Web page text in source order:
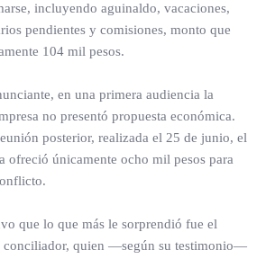
incluyendo aguinaldo, vacaciones,
pendientes y comisiones, monto que
104 mil pesos.
en una primera audiencia la
no presentó propuesta económica.
posterior, realizada el 25 de junio, el
ofreció únicamente ocho mil pesos para
que lo que más le sorprendió fue el
conciliador, quien —según su testimonio—